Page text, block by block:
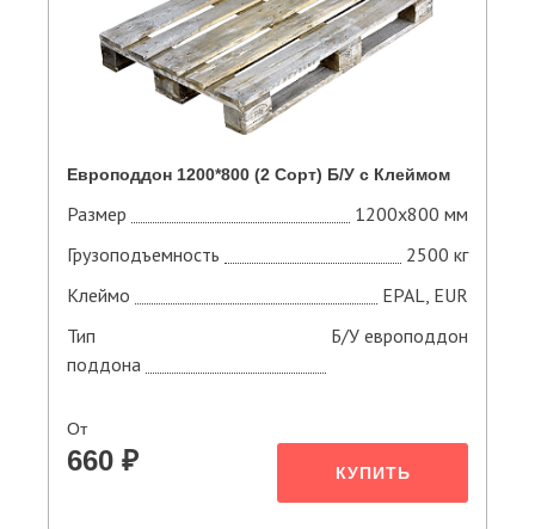
Европоддон 1200*800 (2 Сорт) Б/У с Клеймом
Размер
1200х800 мм
Грузоподъемность
2500 кг
Клеймо
EPAL, EUR
Тип
поддона
Б/У европоддон
От
660 ₽ КУПИТЬ